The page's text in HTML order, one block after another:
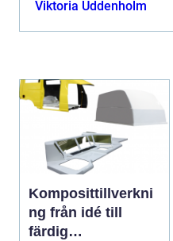
Viktoria Uddenholm
Komposittillverkni
ng från idé till
färdig